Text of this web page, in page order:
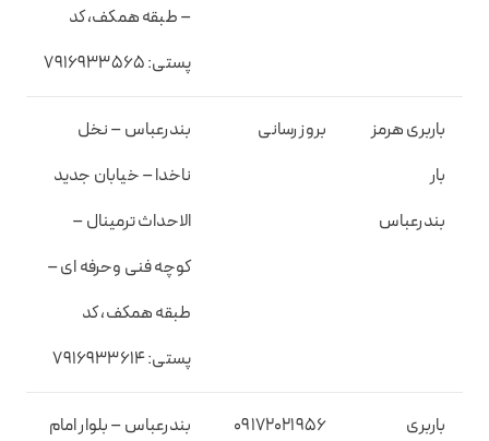
– طبقه همکف، کد
پستی: ۷۹۱۶۹۳۳۵۶۵
باربری هرمز
بار
بندرعباس
بروز رسانی
بندرعباس – نخل
ناخدا – خیابان جدید
الاحداث ترمینال –
کوچه فنی وحرفه ای –
طبقه همکف، کد
پستی: ۷۹۱۶۹۳۳۶۱۴
باربری
۰۹۱۷۲۰۲۱۹۵۶
بندرعباس – بلوار امام